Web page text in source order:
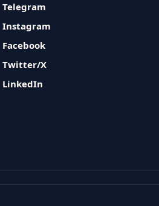
Telegram
Instagram
Facebook
Twitter/X
LinkedIn